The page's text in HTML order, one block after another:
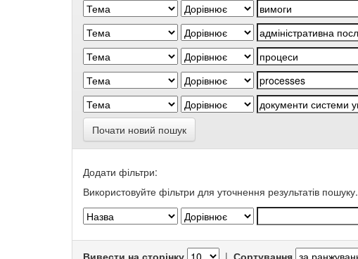
Почати новий пошук
Додати фільтри:
Використовуйте фільтри для уточнення результатів пошуку.
Вивести на сторінку | Сортування